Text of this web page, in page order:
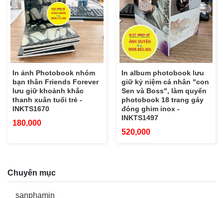
In ảnh Photobook nhóm
bạn thân Friends Forever
lưu giữ khoảnh khắc
thanh xuân tuổi trẻ -
INKTS1670
180,000
In album photobook lưu
giữ kỷ niệm cá nhân "con
Sen và Boss", làm quyển
photobook 18 trang gáy
đóng ghim inox -
INKTS1497
520,000
Chuyên mục
sanphamin